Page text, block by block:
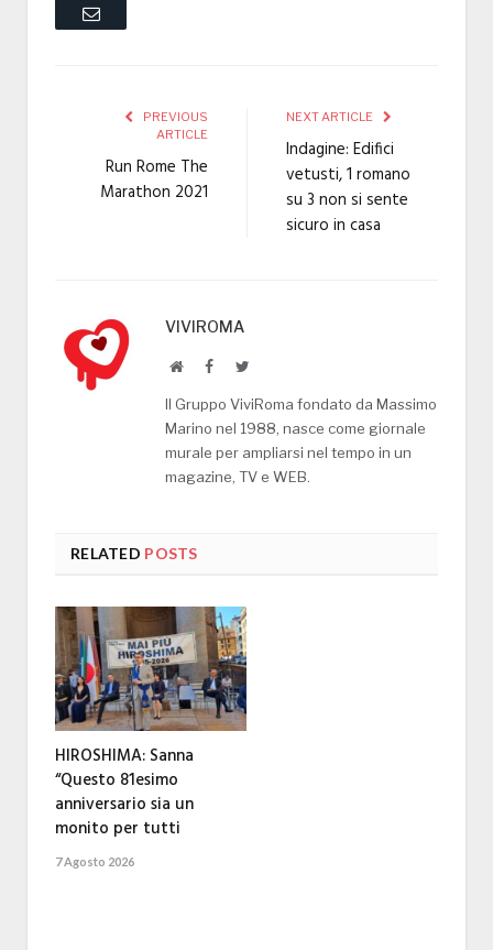
Email
PREVIOUS
ARTICLE
Run Rome The
Marathon 2021
NEXT ARTICLE
Indagine: Edifici
vetusti, 1 romano
su 3 non si sente
sicuro in casa
VIVIROMA
WebsiteFacebookTwitter
Il Gruppo ViviRoma fondato da Massimo
Marino nel 1988, nasce come giornale
murale per ampliarsi nel tempo in un
magazine, TV e WEB.
RELATED POSTS
HIROSHIMA: Sanna
“Questo 81esimo
anniversario sia un
monito per tutti
7 Agosto 2026